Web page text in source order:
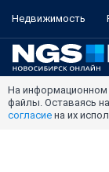
Недвижимость
На информационном
файлы. Оставаясь
согласие на их